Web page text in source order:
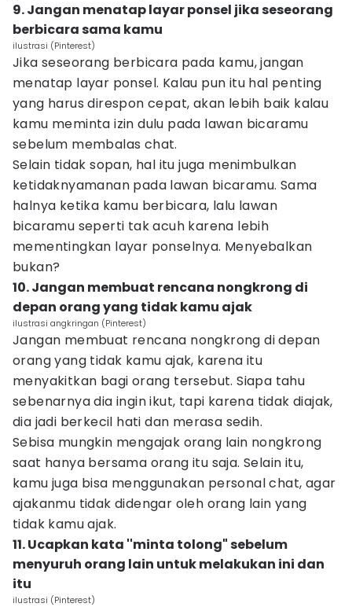
9. Jangan menatap layar ponsel jika seseorang
berbicara sama kamu
ilustrasi (Pinterest)
Jika seseorang berbicara pada kamu, jangan
menatap layar ponsel. Kalau pun itu hal penting
yang harus direspon cepat, akan lebih baik kalau
kamu meminta izin dulu pada lawan bicaramu
sebelum membalas chat.
Selain tidak sopan, hal itu juga menimbulkan
ketidaknyamanan pada lawan bicaramu. Sama
halnya ketika kamu berbicara, lalu lawan
bicaramu seperti tak acuh karena lebih
mementingkan layar ponselnya. Menyebalkan
bukan?
10. Jangan membuat rencana nongkrong di
depan orang yang tidak kamu ajak
ilustrasi angkringan (Pinterest)
Jangan membuat rencana nongkrong di depan
orang yang tidak kamu ajak, karena itu
menyakitkan bagi orang tersebut. Siapa tahu
sebenarnya dia ingin ikut, tapi karena tidak diajak,
dia jadi berkecil hati dan merasa sedih.
Sebisa mungkin mengajak orang lain nongkrong
saat hanya bersama orang itu saja. Selain itu,
kamu juga bisa menggunakan personal chat, agar
ajakanmu tidak didengar oleh orang lain yang
tidak kamu ajak.
11. Ucapkan kata ''minta tolong" sebelum
menyuruh orang lain untuk melakukan ini dan
itu
ilustrasi (Pinterest)